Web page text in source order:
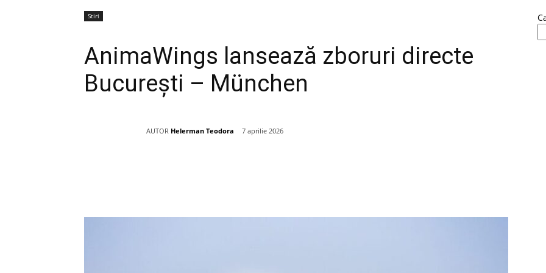
Stiri
AnimaWings lansează zboruri directe
București – München
AUTOR Helerman Teodora 7 aprilie 2026